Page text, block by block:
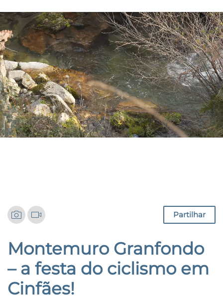
Partilhar
Montemuro Granfondo
– a festa do ciclismo em
Cinfães!